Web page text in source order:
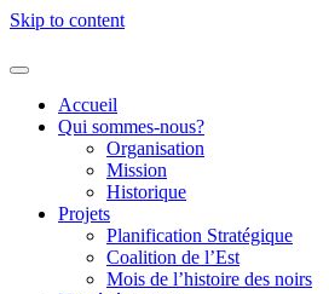
Skip to content
Accueil
Qui sommes-nous?
Organisation
Mission
Historique
Projets
Planification Stratégique
Coalition de l’Est
Mois de l’histoire des noirs